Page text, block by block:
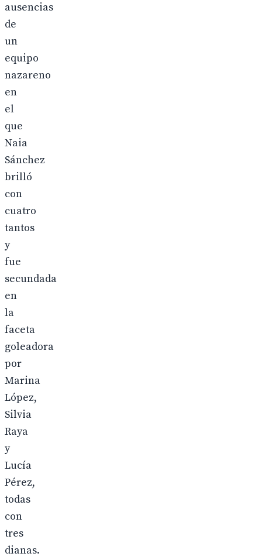
ausencias
de
un
equipo
nazareno
en
el
que
Naia
Sánchez
brilló
con
cuatro
tantos
y
fue
secundada
en
la
faceta
goleadora
por
Marina
López,
Silvia
Raya
y
Lucía
Pérez,
todas
con
tres
dianas.